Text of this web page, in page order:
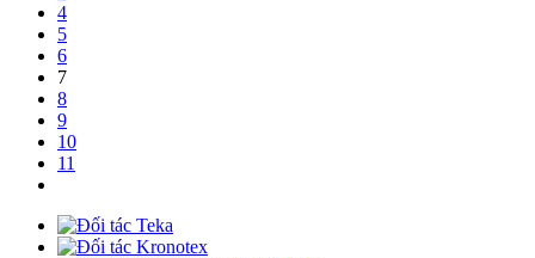
4
5
6
7
8
9
10
11